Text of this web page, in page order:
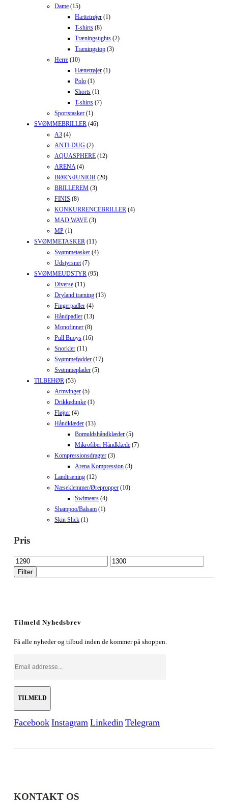
Dame (15)
Hættetrøjer (1)
T-shirts (8)
Træningstights (2)
Træningstop (3)
Herre (10)
Hættetrøjer (1)
Polo (1)
Shorts (1)
T-shirts (7)
Sportstasker (1)
SVØMMEBRILLER (46)
A3 (4)
ANTI-DUG (2)
AQUASPHERE (12)
ARENA (4)
BØRN/JUNIOR (20)
BRILLEREM (3)
FINIS (8)
KONKURRENCEBRILLER (4)
MAD WAVE (3)
MP (1)
SVØMMETASKER (11)
Svømmetasker (4)
Udstyrsnet (7)
SVØMMEUDSTYR (95)
Diverse (11)
Dryland træning (13)
Fingerpadler (4)
Håndpadler (13)
Monofinner (8)
Pull Buoys (16)
Snorkler (11)
Svømmefødder (17)
Svømmeplader (5)
TILBEHØR (53)
Armvinger (5)
Drikkedunke (1)
Fløjter (4)
Håndklæder (13)
Bomuldshåndklæder (5)
Mikrofiber Håndklæde (7)
Kompressionsdragter (3)
Arena Kompression (3)
Landtræning (12)
Næseklemmer/Ørepropper (10)
Swimears (4)
Shampoo/Balsam (1)
Skin Slick (1)
Pris
Mindste
pris
Højeste
pris
Filter
Tilmeld Nyhedsbrev
Få alle nyheder og tilbud inden de kommer på shoppen.
Facebook Instagram Linkedin Telegram
KONTAKT OS